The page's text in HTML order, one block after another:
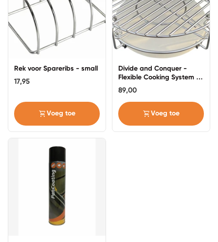
Rek voor Spareribs - small
17,95
shopping_cart Voeg toe
Divide and Conquer -
Flexible Cooking System -
Compact - 15 inch
89,00
shopping_cart Voeg toe